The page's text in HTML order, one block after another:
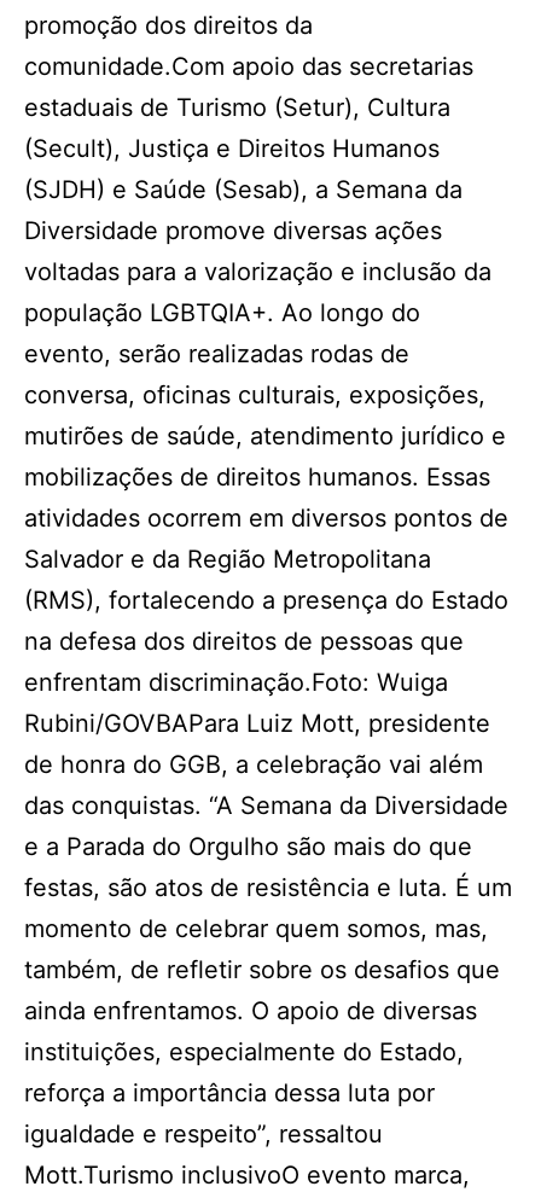
promoção dos direitos da
comunidade.Com apoio das secretarias
estaduais de Turismo (Setur), Cultura
(Secult), Justiça e Direitos Humanos
(SJDH) e Saúde (Sesab), a Semana da
Diversidade promove diversas ações
voltadas para a valorização e inclusão da
população LGBTQIA+. Ao longo do
evento, serão realizadas rodas de
conversa, oficinas culturais, exposições,
mutirões de saúde, atendimento jurídico e
mobilizações de direitos humanos. Essas
atividades ocorrem em diversos pontos de
Salvador e da Região Metropolitana
(RMS), fortalecendo a presença do Estado
na defesa dos direitos de pessoas que
enfrentam discriminação.Foto: Wuiga
Rubini/GOVBAPara Luiz Mott, presidente
de honra do GGB, a celebração vai além
das conquistas. “A Semana da Diversidade
e a Parada do Orgulho são mais do que
festas, são atos de resistência e luta. É um
momento de celebrar quem somos, mas,
também, de refletir sobre os desafios que
ainda enfrentamos. O apoio de diversas
instituições, especialmente do Estado,
reforça a importância dessa luta por
igualdade e respeito”, ressaltou
Mott.Turismo inclusivoO evento marca,